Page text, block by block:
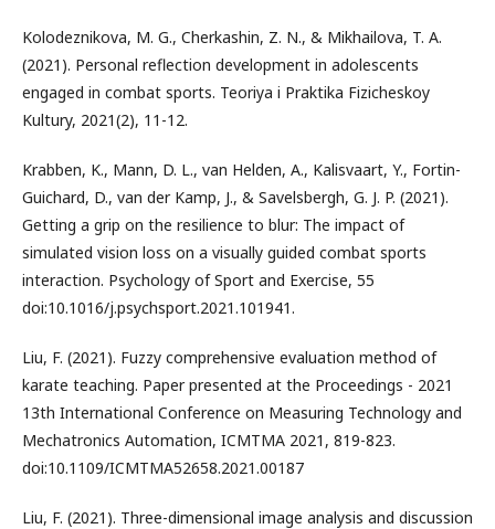
Kolodeznikova, M. G., Cherkashin, Z. N., & Mikhailova, T. A.
(2021). Personal reflection development in adolescents
engaged in combat sports. Teoriya i Praktika Fizicheskoy
Kultury, 2021(2), 11-12.
Krabben, K., Mann, D. L., van Helden, A., Kalisvaart, Y., Fortin-
Guichard, D., van der Kamp, J., & Savelsbergh, G. J. P. (2021).
Getting a grip on the resilience to blur: The impact of
simulated vision loss on a visually guided combat sports
interaction. Psychology of Sport and Exercise, 55
doi:10.1016/j.psychsport.2021.101941.
Liu, F. (2021). Fuzzy comprehensive evaluation method of
karate teaching. Paper presented at the Proceedings - 2021
13th International Conference on Measuring Technology and
Mechatronics Automation, ICMTMA 2021, 819-823.
doi:10.1109/ICMTMA52658.2021.00187
Liu, F. (2021). Three-dimensional image analysis and discussion